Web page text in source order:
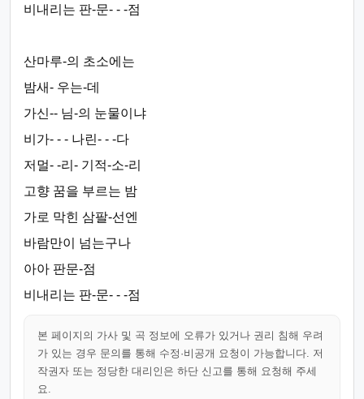
비내리는 판-문- - -점
산마루-의 초소에는
밤새- 우는-데
가신-- 님-의 눈물이냐
비가- - - 나린- - -다
저멀- -리- 기적-소-리
고향 꿈을 부르는 밤
가로 막힌 삼팔-선엔
바람만이 넘는구나
아아 판문-점
비내리는 판-문- - -점
본 페이지의 가사 및 곡 정보에 오류가 있거나 권리 침해 우려
가 있는 경우 문의를 통해 수정·비공개 요청이 가능합니다. 저
작권자 또는 정당한 대리인은 하단 신고를 통해 요청해 주세
요.